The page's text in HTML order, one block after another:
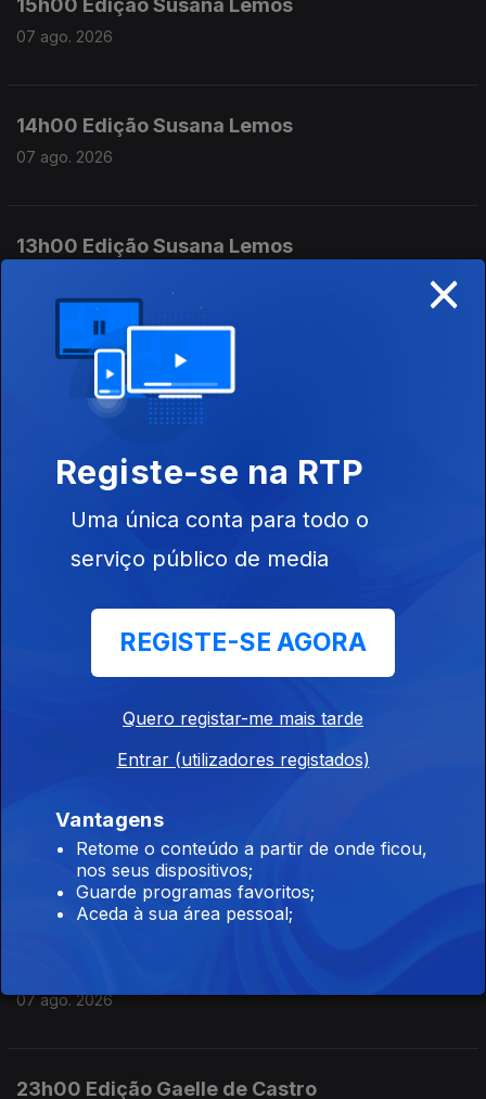
15h00 Edição Susana Lemos
07 ago. 2026
14h00 Edição Susana Lemos
07 ago. 2026
13h00 Edição Susana Lemos
12h00 Edição Susana Lemos
07 ago. 2026
11h00 Edição Susana Lemos
07 ago. 2026
10h00 Edição Germano Campos
09h00 Edição Germano Campos
08h00 Edição Germano Campos
07 ago. 2026
07 ago. 2026
23h00 Edição Gaelle de Castro
×
Registe-se na RTP
Uma única conta para todo o
serviço público de media
REGISTE-SE AGORA
Quero registar-me mais tarde
Entrar (utilizadores registados)
Vantagens
Retome o conteúdo a partir de onde ficou,
nos seus dispositivos;
Guarde programas favoritos;
Aceda à sua área pessoal;